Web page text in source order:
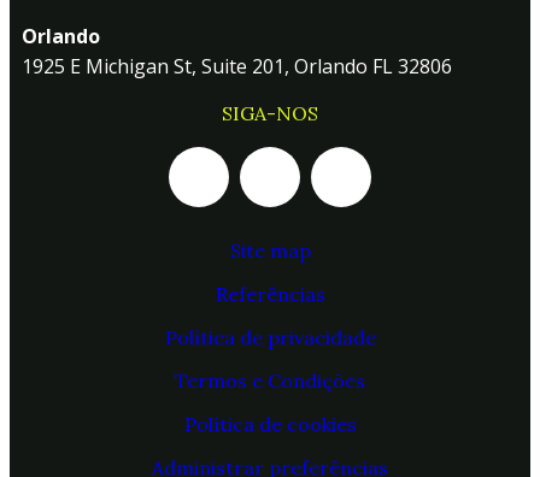
Orlando
1925 E Michigan St, Suite 201, Orlando FL 32806
SIGA-NOS
Site map
Referências
Política de privacidade
Termos e Condições
Política de cookies
Administrar preferências